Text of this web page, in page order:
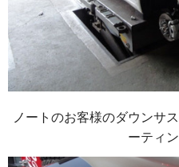
ノートのお客様のダウンサ
ーティ